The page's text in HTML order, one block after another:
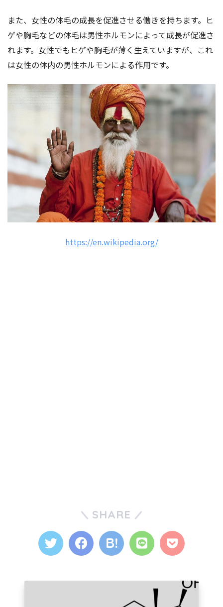
また、女性の体毛の成長を促進させる働きを持ちます。ヒ
ゲや胸毛などの体毛は男性ホルモンによって成長が促進さ
れます。女性でもヒゲや胸毛が薄く生えていますが、これ
は女性の体内の男性ホルモンによる作用です。
https://en.wikipedia.org/
SHARE